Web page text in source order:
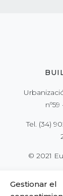
Gestionar el
Tel. (34)
© 2021